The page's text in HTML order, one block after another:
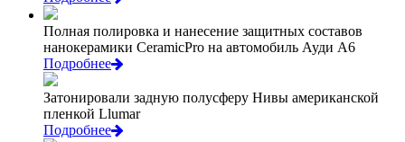
Полная полировка и нанесение защитных составов
нанокерамики CeramicPro на автомобиль Ауди А6
Подробнее
Затонировали задную полусферу Нивы американской
пленкой Llumar
Подробнее